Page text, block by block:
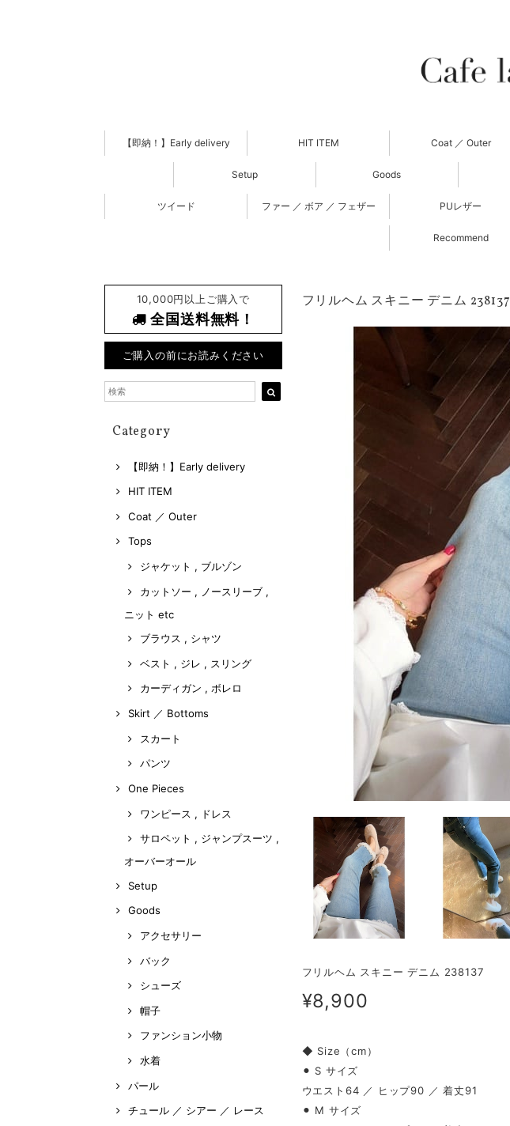
【即納！】Early delivery HIT ITEM Coat ／ Outer
Setup Goods
ツイード ファー ／ ボア ／ フェザー PUレザー
Recommend
10,000円以上ご購入で
全国送料無料！
ご購入の前にお読みください
Category
【即納！】Early delivery
HIT ITEM
Coat ／ Outer
Tops
ジャケット , ブルゾン
カットソー , ノースリーブ ,
ニット etc
ブラウス , シャツ
ベスト , ジレ , スリング
カーディガン , ボレロ
Skirt ／ Bottoms
スカート
パンツ
One Pieces
ワンピース , ドレス
サロペット , ジャンプスーツ ,
オーバーオール
Setup
Goods
アクセサリー
バック
シューズ
帽子
ファンション小物
水着
パール
チュール ／ シアー ／ レース
フリルヘム スキニー デニム 238137
フリルヘム スキニー デニム 238137
¥8,900
◆ Size（cm）
⚫︎ S サイズ
ウエスト64 ／ ヒップ90 ／ 着丈91
⚫︎ M サイズ